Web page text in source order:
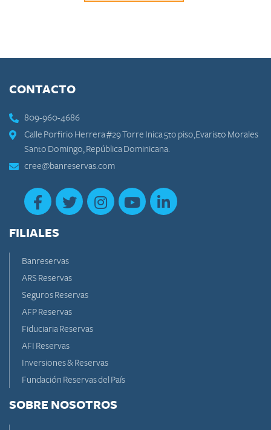
CONTACTO
809-960-4686
Calle Porfirio Herrera #29 Torre Inica 5to piso,Evaristo Morales
Santo Domingo, República Dominicana.
cree@banreservas.com
FILIALES
Banreservas
ARS Reservas
Seguros Reservas
AFP Reservas
Fiduciaria Reservas
AFI Reservas
Inversiones & Reservas
Fundación Reservas del País
SOBRE NOSOTROS